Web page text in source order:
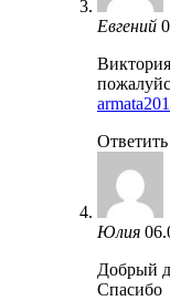
Евгений
Ответить
Юлия
Добрый
Спасибо